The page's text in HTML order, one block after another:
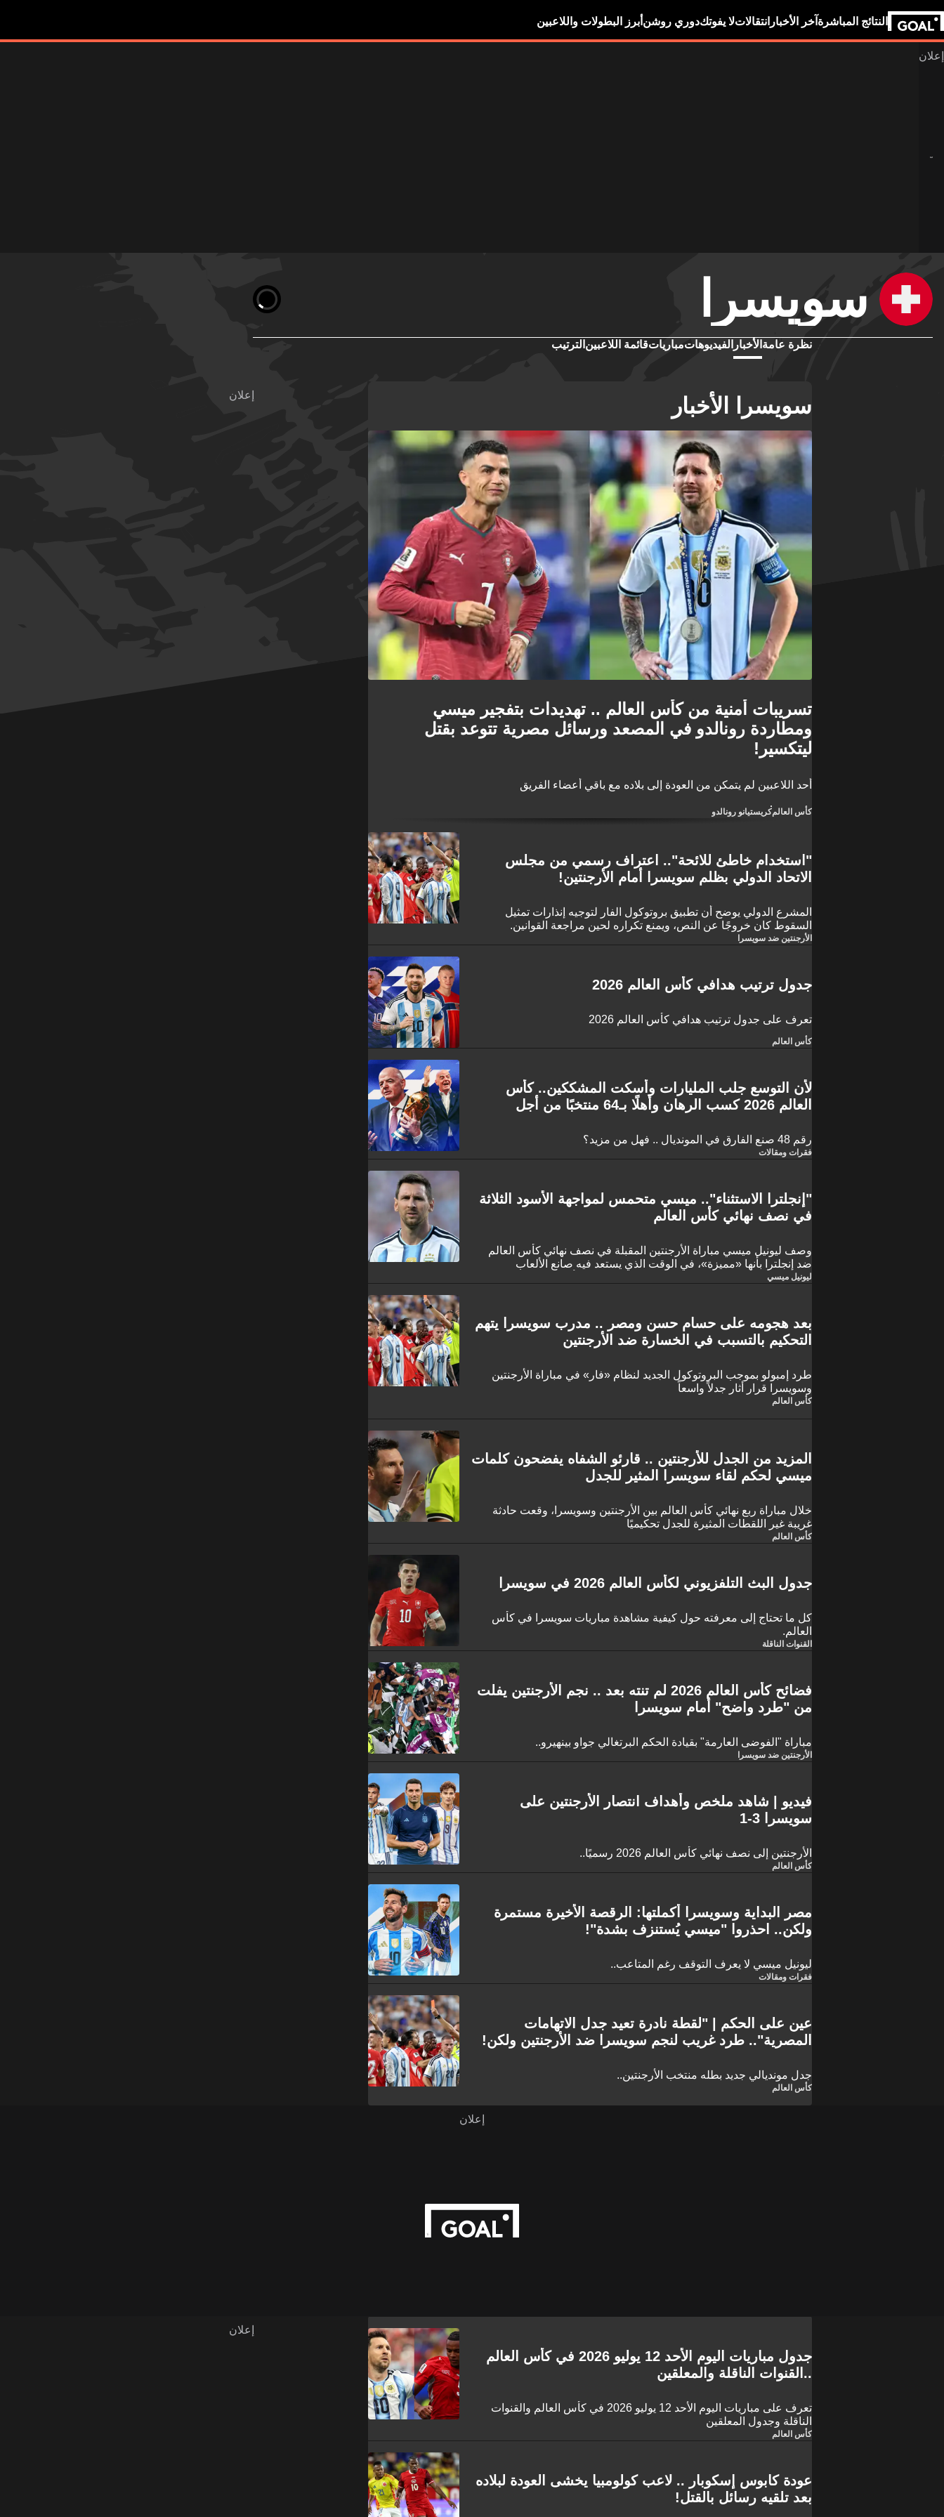
النتائج المباشرة آخر الأخبار انتقالاتلا يفوتكدوري روشن أبرز البطولات واللاعبين
سويسرا
نظرة عامة الأخبار الفيديوهاتمبارياتقائمة اللاعبين الترتيب
سويسرا الأخبار
تسريبات أمنية من كأس العالم .. تهديدات بتفجير ميسي
ومطاردة رونالدو في المصعد ورسائل مصرية تتوعد بقتل
ليتكسير!
أحد اللاعبين لم يتمكن من العودة إلى بلاده مع باقي أعضاء الفريق
كأس العالمكريستيانو رونالدو
"استخدام خاطئ للائحة".. اعتراف رسمي من مجلس
الاتحاد الدولي بظلم سويسرا أمام الأرجنتين!
المشرع الدولي يوضح أن تطبيق بروتوكول الفار لتوجيه إنذارات تمثيل
السقوط كان خروجًا عن النص، ويمنع تكراره لحين مراجعة القوانين.
الأرجنتين ضد سويسرا
جدول ترتيب هدافي كأس العالم 2026
تعرف على جدول ترتيب هدافي كأس العالم 2026
كأس العالم
لأن التوسع جلب المليارات وأسكت المشككين.. كأس
العالم 2026 كسب الرهان وأهلًا بـ64 منتخبًا من أجل
رقم 48 صنع الفارق في المونديال .. فهل من مزيد؟
فقرات ومقالات
"إنجلترا الاستثناء".. ميسي متحمس لمواجهة الأسود الثلاثة
في نصف نهائي كأس العالم
وصف ليونيل ميسي مباراة الأرجنتين المقبلة في نصف نهائي كأس العالم
ضد إنجلترا بأنها «مميزة»، في الوقت الذي يستعد فيه صانع الألعاب
الأسطوري لتحقيق إنجاز نادر في مسيرته المهنية في أتلانتا. وبعد انتصارات
الساحة الدولية.
ليونيل ميسي
بعد هجومه على حسام حسن ومصر .. مدرب سويسرا يتهم
التحكيم بالتسبب في الخسارة ضد الأرجنتين
طرد إمبولو بموجب البروتوكول الجديد لنظام «فار» في مباراة الأرجنتين
وسويسرا قرار أثار جدلاً واسعاً
كأس العالم
المزيد من الجدل للأرجنتين .. قارئو الشفاه يفضحون كلمات
ميسي لحكم لقاء سويسرا المثير للجدل
خلال مباراة ربع نهائي كأس العالم بين الأرجنتين وسويسرا، وقعت حادثة
غريبة غير اللقطات المثيرة للجدل تحكيميًا
كأس العالم
جدول البث التلفزيوني لكأس العالم 2026 في سويسرا
كل ما تحتاج إلى معرفته حول كيفية مشاهدة مباريات سويسرا في كأس
العالم.
القنوات الناقلة
فضائح كأس العالم 2026 لم تنته بعد .. نجم الأرجنتين يفلت
من "طرد واضح" أمام سويسرا
مباراة "الفوضى العارمة" بقيادة الحكم البرتغالي جواو بينهيرو..
الأرجنتين ضد سويسرا
فيديو | شاهد ملخص وأهداف انتصار الأرجنتين على
سويسرا 3-1
الأرجنتين إلى نصف نهائي كأس العالم 2026 رسميًا..
كأس العالم
مصر البداية وسويسرا أكملتها: الرقصة الأخيرة مستمرة
ولكن.. احذروا "ميسي يُستنزف بشدة"!
ليونيل ميسي لا يعرف التوقف رغم المتاعب..
فقرات ومقالات
عين على الحكم | "لقطة نادرة تعيد جدل الاتهامات
المصرية".. طرد غريب لنجم سويسرا ضد الأرجنتين ولكن!
جدل مونديالي جديد بطله منتخب الأرجنتين..
كأس العالم
جدول مباريات اليوم الأحد 12 يوليو 2026 في كأس العالم
..القنوات الناقلة والمعلقين
تعرف على مباريات اليوم الأحد 12 يوليو 2026 في كأس العالم والقنوات
الناقلة وجدول المعلقين
كأس العالم
عودة كابوس إسكوبار .. لاعب كولومبيا يخشى العودة لبلاده
بعد تلقيه رسائل بالقتل!